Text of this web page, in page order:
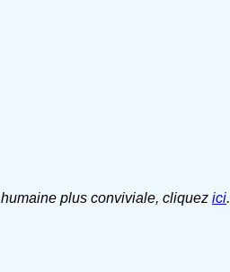
plus conviviale, cliquez ici.